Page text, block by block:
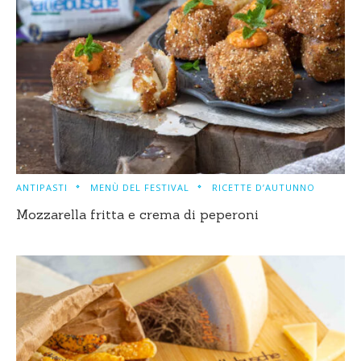
ANTIPASTI MENÙ DEL FESTIVAL RICETTE D’AUTUNNO
Mozzarella fritta e crema di peperoni